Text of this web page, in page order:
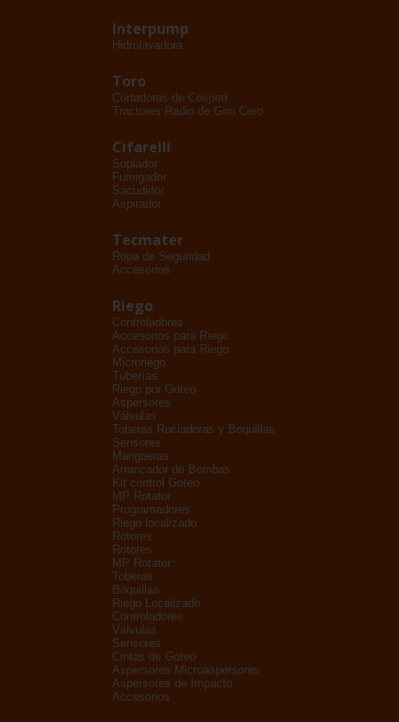
Interpump
Hidrolavadora
Toro
Cortadoras de Césped
Tractores Radio de Giro Cero
Cifarelli
Soplador
Fumigador
Sacudidor
Aspirador
Tecmater
Ropa de Seguridad
Accesorios
Riego
Controladores
Accesorios para Riego
Accesorios para Riego
Microriego
Tuberías
Riego por Goteo
Aspersores
Válvulas
Toberas Rociadoras y Boquillas
Sensores
Mangueras
Arrancador de Bombas
Kit control Goteo
MP Rotator
Programadores
Riego localizado
Rotores
Rotores
MP Rotator
Toberas
Boquillas
Riego Localizado
Controladores
Válvulas
Sensores
Cintas de Goteo
Aspersores Microaspersores
Aspersores de Impacto
Accesorios